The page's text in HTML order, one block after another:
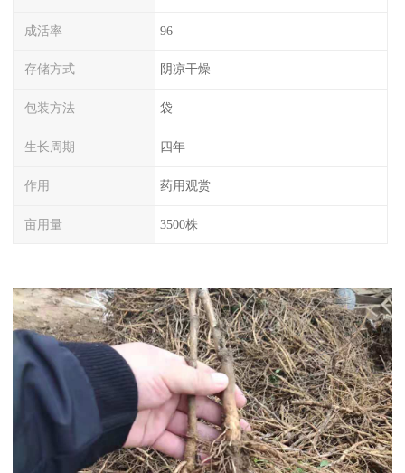
成活率 96
存储方式 阴凉干燥
包装方法 袋
生长周期 四年
作用 药用观赏
亩用量 3500株